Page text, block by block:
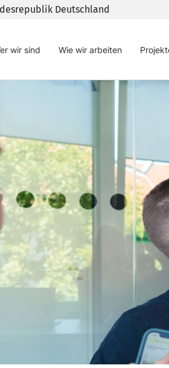
Deutschland
wir sind Wie wir arbeiten